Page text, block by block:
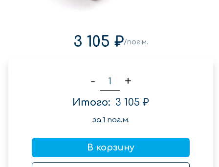
3 105 ₽/пог.м.
- +
Итого: 3 105 ₽
за 1 пог.м.
В корзину